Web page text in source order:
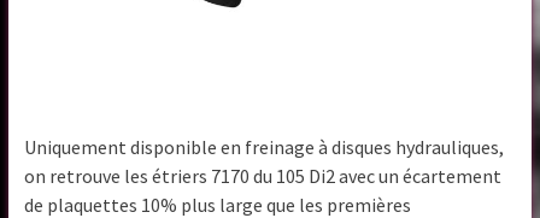
Uniquement disponible en freinage à disques hydrauliques,
on retrouve les étriers 7170 du 105 Di2 avec un écartement
de plaquettes 10% plus large que les premières